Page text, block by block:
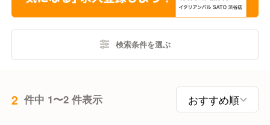
検索条件を選ぶ
2 件中 1〜2 件表示